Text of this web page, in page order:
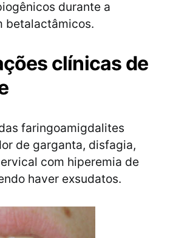
durante a
betalactâmicos.
clínicas de
faringoamigdalites
de garganta, disfagia,
com hiperemia de
haver exsudatos.